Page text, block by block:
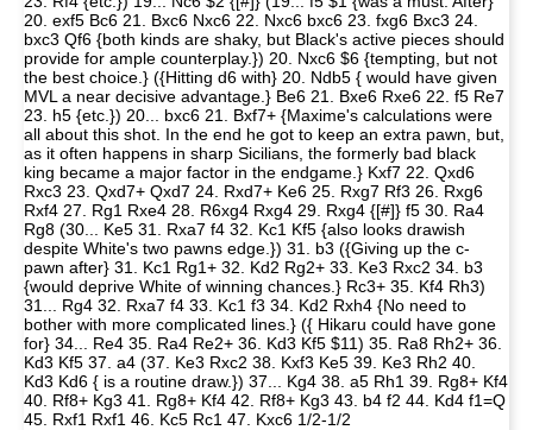
20. exf5 Bc6 21. Bxc6 Nxc6 22. Nxc6 bxc6 23. fxg6 Bxc3 24.
bxc3 Qf6 {both kinds are shaky, but Black's active pieces should
provide for ample counterplay.}) 20. Nxc6 $6 {tempting, but not
the best choice.} ({Hitting d6 with} 20. Ndb5 { would have given
MVL a near decisive advantage.} Be6 21. Bxe6 Rxe6 22. f5 Re7
23. h5 {etc.}) 20... bxc6 21. Bxf7+ {Maxime's calculations were
all about this shot. In the end he got to keep an extra pawn, but,
as it often happens in sharp Sicilians, the formerly bad black
king became a major factor in the endgame.} Kxf7 22. Qxd6
Rxc3 23. Qxd7+ Qxd7 24. Rxd7+ Ke6 25. Rxg7 Rf3 26. Rxg6
Rxf4 27. Rg1 Rxe4 28. R6xg4 Rxg4 29. Rxg4 {[#]} f5 30. Ra4
Rg8 (30... Ke5 31. Rxa7 f4 32. Kc1 Kf5 {also looks drawish
despite White's two pawns edge.}) 31. b3 ({Giving up the c-
pawn after} 31. Kc1 Rg1+ 32. Kd2 Rg2+ 33. Ke3 Rxc2 34. b3
{would deprive White of winning chances.} Rc3+ 35. Kf4 Rh3)
31... Rg4 32. Rxa7 f4 33. Kc1 f3 34. Kd2 Rxh4 {No need to
bother with more complicated lines.} ({ Hikaru could have gone
for} 34... Re4 35. Ra4 Re2+ 36. Kd3 Kf5 $11) 35. Ra8 Rh2+ 36.
Kd3 Kf5 37. a4 (37. Ke3 Rxc2 38. Kxf3 Ke5 39. Ke3 Rh2 40.
Kd3 Kd6 { is a routine draw.}) 37... Kg4 38. a5 Rh1 39. Rg8+ Kf4
40. Rf8+ Kg3 41. Rg8+ Kf4 42. Rf8+ Kg3 43. b4 f2 44. Kd4 f1=Q
45. Rxf1 Rxf1 46. Kc5 Rc1 47. Kxc6 1/2-1/2